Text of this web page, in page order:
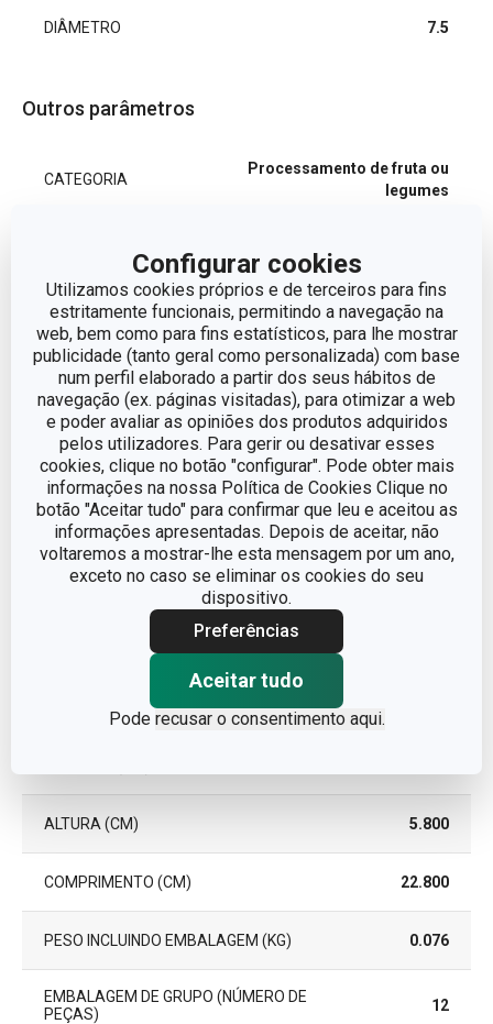
Configurar cookies
Utilizamos cookies próprios e de terceiros para fins
estritamente funcionais, permitindo a navegação na
web, bem como para fins estatísticos, para lhe mostrar
publicidade (tanto geral como personalizada) com base
num perfil elaborado a partir dos seus hábitos de
navegação (ex. páginas visitadas), para otimizar a web
e poder avaliar as opiniões dos produtos adquiridos
pelos utilizadores. Para gerir ou desativar esses
cookies, clique no botão "configurar". Pode obter mais
informações na nossa Política de Cookies Clique no
botão "Aceitar tudo" para confirmar que leu e aceitou as
informações apresentadas. Depois de aceitar, não
voltaremos a mostrar-lhe esta mensagem por um ano,
exceto no caso se eliminar os cookies do seu
dispositivo.
Preferências
Aceitar tudo
Pode recusar o consentimento aqui.
DIÂMETRO 7.5
Outros parâmetros
CATEGORIA
Processamento de fruta ou
legumes
MATERIAL plástico, aço inoxidável
TIPO Cortador
CORES Verde
MÁQUINA DE LAVAR
LOUÇA
Sim
EAN 8595028475586
ALTURA (CM) 5.800
COMPRIMENTO (CM) 22.800
PESO INCLUINDO EMBALAGEM (KG) 0.076
EMBALAGEM DE GRUPO (NÚMERO DE
PEÇAS)
12